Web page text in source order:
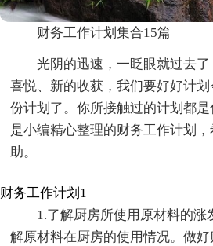
财务工作计划集合15篇
光阴的迅速，一眨眼就过去
喜悦、新的收获，我们要好好计
份计划了。你所接触过的计划都
是小编精心整理的财务工作计划
助。
财务工作计划1
1.了解厨房所使用原材料的涨
解原材料在厨房的使用情况。做